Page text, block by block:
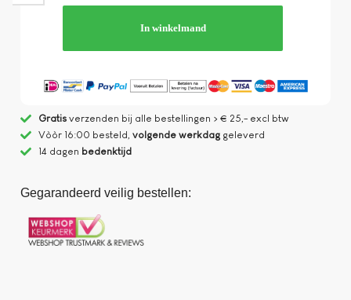
In winkelmand
Gratisverzenden bij alle bestellingen > € 25,- excl btw
Vòòr 16:00 besteld, volgende werkdaggeleverd
14 dagen bedenktijd
Gegarandeerd veilig bestellen: